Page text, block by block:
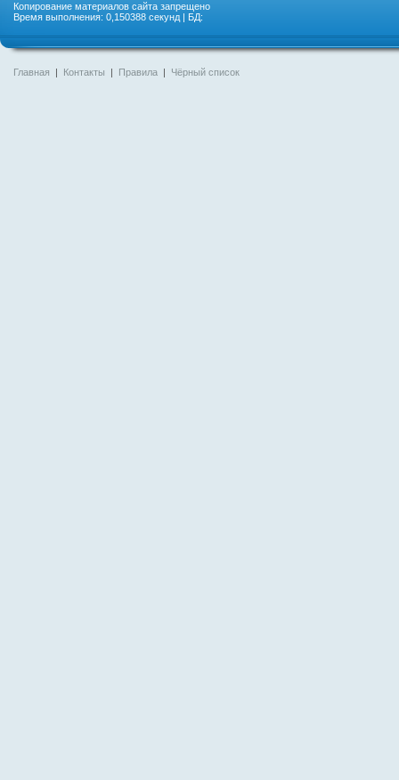
Копирование материалов сайта запрещено
Время выполнения: 0,150388 секунд | БД:
Главная | Контакты | Правила | Чёрный список